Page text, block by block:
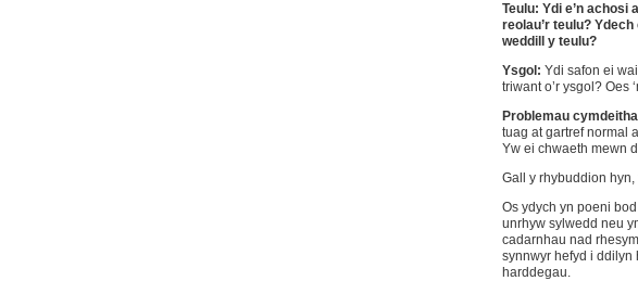
Teulu: Ydi e’n achosi
reolau’r teulu?
weddill y teulu?
Ysgol: Ydi safon ei
triwant o’r ysgol? Oes
Problemau
tuag at gartref normal
Yw ei chwaeth mewn
Gall y rhybuddion
Os ydych yn poeni
unrhyw sylwedd neu
cadarnhau nad
synnwyr hefyd i ddilyn
harddegau.